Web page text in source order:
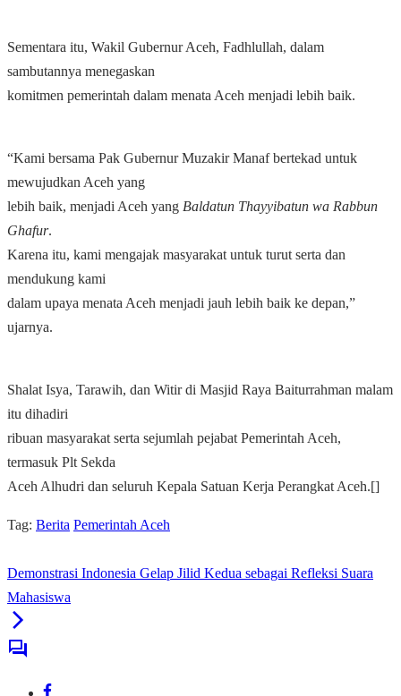
Sementara itu, Wakil Gubernur Aceh, Fadhlullah, dalam
sambutannya menegaskan
komitmen pemerintah dalam menata Aceh menjadi lebih baik.
“Kami bersama Pak Gubernur Muzakir Manaf bertekad untuk
mewujudkan Aceh yang
lebih baik, menjadi Aceh yang Baldatun Thayyibatun wa Rabbun
Ghafur.
Karena itu, kami mengajak masyarakat untuk turut serta dan
mendukung kami
dalam upaya menata Aceh menjadi jauh lebih baik ke depan,”
ujarnya.
Shalat Isya, Tarawih, dan Witir di Masjid Raya Baiturrahman malam
itu dihadiri
ribuan masyarakat serta sejumlah pejabat Pemerintah Aceh,
termasuk Plt Sekda
Aceh Alhudri dan seluruh Kepala Satuan Kerja Perangkat Aceh.[]
Tag: Berita Pemerintah Aceh
Demonstrasi Indonesia Gelap Jilid Kedua sebagai Refleksi Suara
Mahasiswa